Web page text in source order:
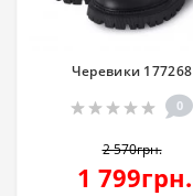
Черевики 177268
0
2 570грн.
1 799грн.